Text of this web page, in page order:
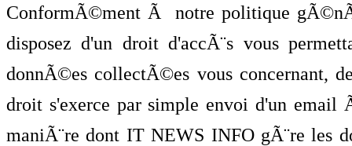
ConformÃ©ment Ã notre politique
disposez d'un droit d'accÃ¨s vous
donnÃ©es collectÃ©es vous concernant,
droit s'exerce par simple envoi d'un
maniÃ¨re dont IT NEWS INFO gÃ¨re les